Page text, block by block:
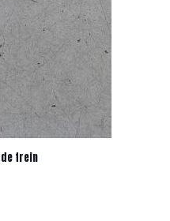
de frein